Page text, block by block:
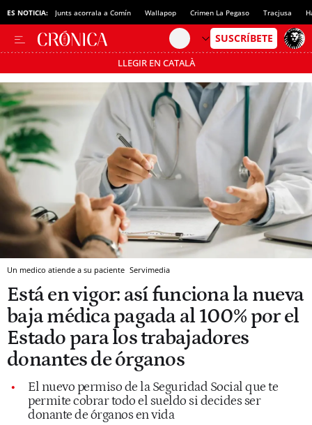
ES NOTICIA: Junts acorrala a Comín Wallapop Crimen La Pegaso Tracjusa
LLEGIR EN CATALÀ
Pásate al MODO AHORRO
Un medico atiende a su paciente Servimedia
Está en vigor: así funciona la nueva
baja médica pagada al 100% por el
Estado para los trabajadores
donantes de órganos
El nuevo permiso de la Seguridad Social que te
permite cobrar todo el sueldo si decides ser
donante de órganos en vida